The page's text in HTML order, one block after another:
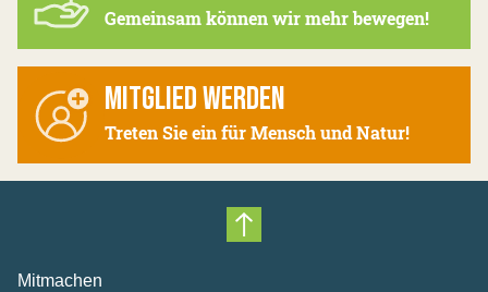
Gemeinsam können wir mehr bewegen!
MITGLIED WERDEN
Treten Sie ein für Mensch und Natur!
Nach oben scrollen
Mitmachen